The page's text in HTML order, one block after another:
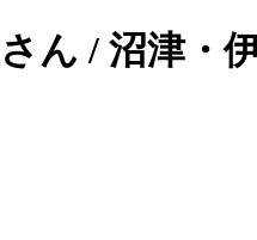
ん / 沼津・